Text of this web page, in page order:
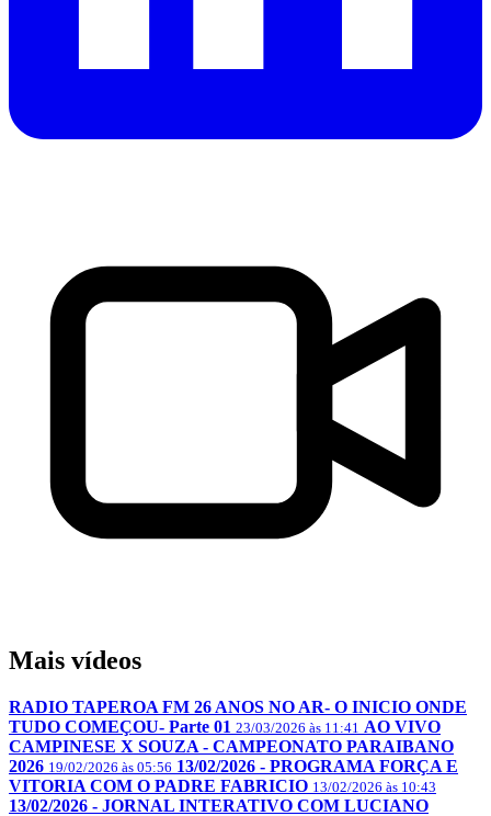
Mais vídeos
RADIO TAPEROA FM 26 ANOS NO AR- O INICIO ONDE
TUDO COMEÇOU- Parte 01 23/03/2026 às 11:41 AO VIVO
CAMPINESE X SOUZA - CAMPEONATO PARAIBANO
2026 19/02/2026 às 05:56 13/02/2026 - PROGRAMA FORÇA E
VITORIA COM O PADRE FABRICIO 13/02/2026 às 10:43
13/02/2026 - JORNAL INTERATIVO COM LUCIANO